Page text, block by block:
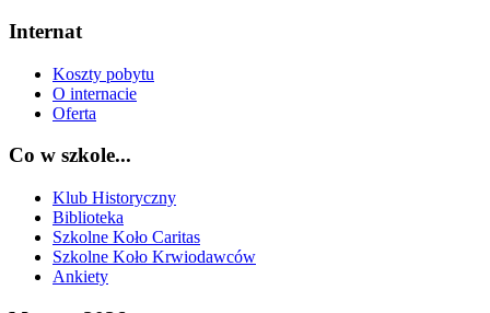
Internat
Koszty pobytu
O internacie
Oferta
Co w szkole...
Klub Historyczny
Biblioteka
Szkolne Koło Caritas
Szkolne Koło Krwiodawców
Ankiety